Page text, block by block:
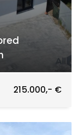
215.000,- €